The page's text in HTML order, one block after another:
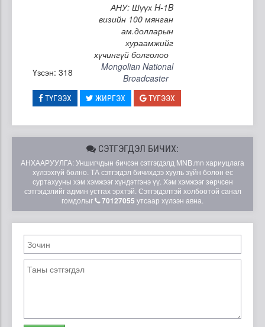
АНУ: Шүүх H-1B
визийн 100 мянган
ам.долларын
хураамжийг
хүчингүй болголоо
Үзсэн: 318
Mongolian National
Broadcaster
ТҮГЭЭХ ЖИРГЭХ ТҮГЭЭХ
СЭТГЭГДЭЛ БИЧИХ:
АНХААРУУЛГА: Уншигчдын бичсэн сэтгэгдэлд MNB.mn хариуцлага
хүлээхгүй болно. ТА сэтгэгдэл бичихдээ хууль зүйн болон ёс
суртахууны хэм хэмжээг хүндэтгэнэ үү. Хэм хэмжээг зөрчсөн
сэтгэгдэлийг админ устгах эрхтэй. Сэтгэгдэлтэй холбоотой санал
гомдолыг
70127055 утсаар хүлээн авна.